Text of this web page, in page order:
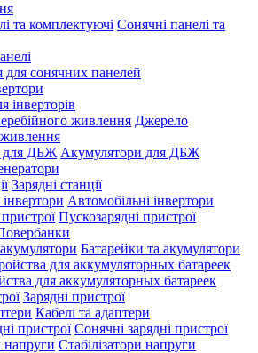
Сонячні панелі та
для сонячних панелей
інверторів
Джерело
живлення
Акумулятори для ДБЖ
Зарядні станції
Автомобільні інвертори
Пускозарядні пристрої
Батарейки та акумулятори
для аккумуляторных батареек
Зарядні пристрої
Кабелі та адаптери
Сонячні зарядні пристрої
Стабілізатори напруги